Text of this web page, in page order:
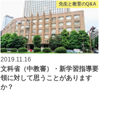
先生と教育のQ&A
2019.11.16
文科省（中教審）・新学習指導要
領に対して思うことがあります
か？